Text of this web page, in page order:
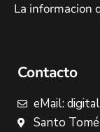
La informacion
Contacto
eMail:
Santo